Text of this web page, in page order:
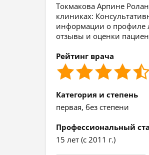
Токмакова Арпине
клиниках:
информации о профиле
отзывы и оценки
Рейтинг врача
Категория и степень
первая, без степени
Профессиональный
15 лет (с 2011 г.)